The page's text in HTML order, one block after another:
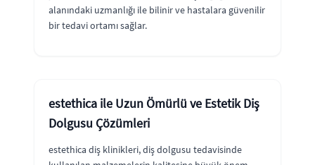
alanındaki uzmanlığı ile bilinir ve hastalara güvenilir
bir tedavi ortamı sağlar.
estethica ile Uzun Ömürlü ve Estetik Diş
Dolgusu Çözümleri
estethica diş klinikleri, diş dolgusu tedavisinde